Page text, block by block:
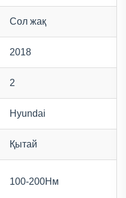
Сол жақ
2018
2
Hyundai
Қытай
100-200Нм